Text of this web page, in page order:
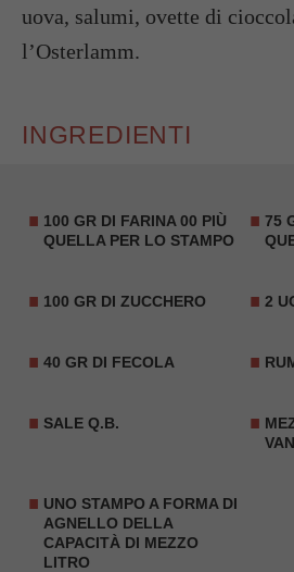
uova, salumi, ovette di
l’Osterlamm.
INGREDIENTI
100 GR DI FARINA 00 PIÙ
QUELLA PER LO STAMPO
75
100 GR DI ZUCCHERO 2
40 GR DI FECOLA
SALE Q.B.
UNO STAMPO A FORMA DI
AGNELLO DELLA
CAPACITÀ DI MEZZO
LITRO